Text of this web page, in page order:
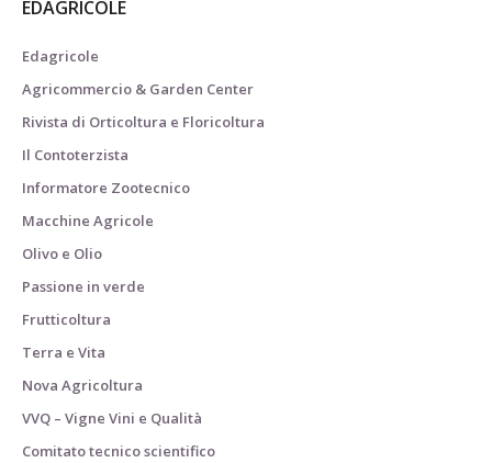
EDAGRICOLE
Edagricole
Agricommercio & Garden Center
Rivista di Orticoltura e Floricoltura
Il Contoterzista
Informatore Zootecnico
Macchine Agricole
Olivo e Olio
Passione in verde
Frutticoltura
Terra e Vita
Nova Agricoltura
VVQ – Vigne Vini e Qualità
Comitato tecnico scientifico